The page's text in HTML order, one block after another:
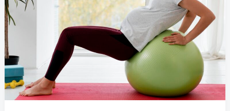
gravidanza:
muoversi
fa
bene
davvero
a